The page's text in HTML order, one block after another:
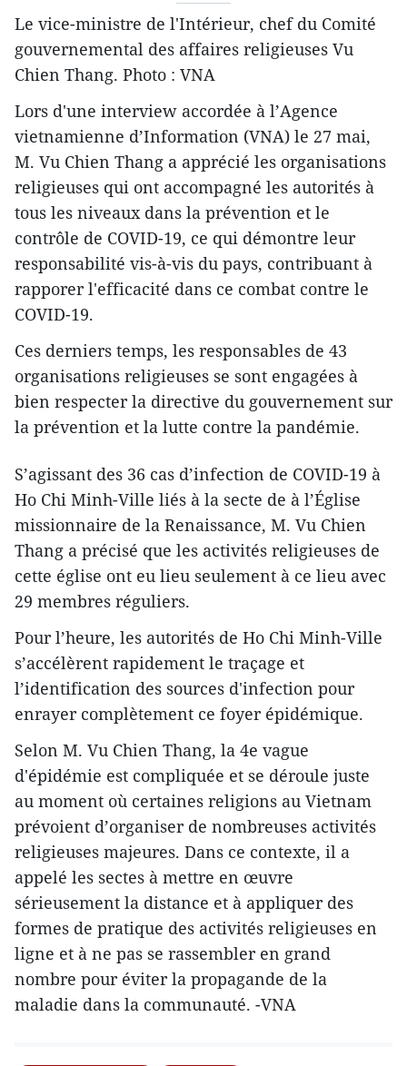
Le vice-ministre de l'Intérieur, chef du Comité
gouvernemental des affaires religieuses Vu
Chien Thang. Photo : VNA
Lors d'une interview accordée à l’Agence
vietnamienne d’Information (VNA) le 27 mai,
M. Vu Chien Thang a apprécié les organisations
religieuses qui ont accompagné les autorités à
tous les niveaux dans la prévention et le
contrôle de COVID-19, ce qui démontre leur
responsabilité vis-à-vis du pays, contribuant à
rapporer l'efficacité dans ce combat contre le
COVID-19.
Ces derniers temps, les responsables de 43
organisations religieuses se sont engagées à
bien respecter la directive du gouvernement sur
la prévention et la lutte contre la pandémie.
S’agissant des 36 cas d’infection de COVID-19 à
Ho Chi Minh-Ville liés à la secte de à l’Église
missionnaire de la Renaissance, M. Vu Chien
Thang a précisé que les activités religieuses de
cette église ont eu lieu seulement à ce lieu avec
29 membres réguliers.
Pour l’heure, les autorités de Ho Chi Minh-Ville
s’accélèrent rapidement le traçage et
l’identification des sources d'infection pour
enrayer complètement ce foyer épidémique.
Selon M. Vu Chien Thang, la 4e vague
d'épidémie est compliquée et se déroule juste
au moment où certaines religions au Vietnam
prévoient d’organiser de nombreuses activités
religieuses majeures. Dans ce contexte, il a
appelé les sectes à mettre en œuvre
sérieusement la distance et à appliquer des
formes de pratique des activités religieuses en
ligne et à ne pas se rassembler en grand
nombre pour éviter la propagande de la
maladie dans la communauté. -VNA